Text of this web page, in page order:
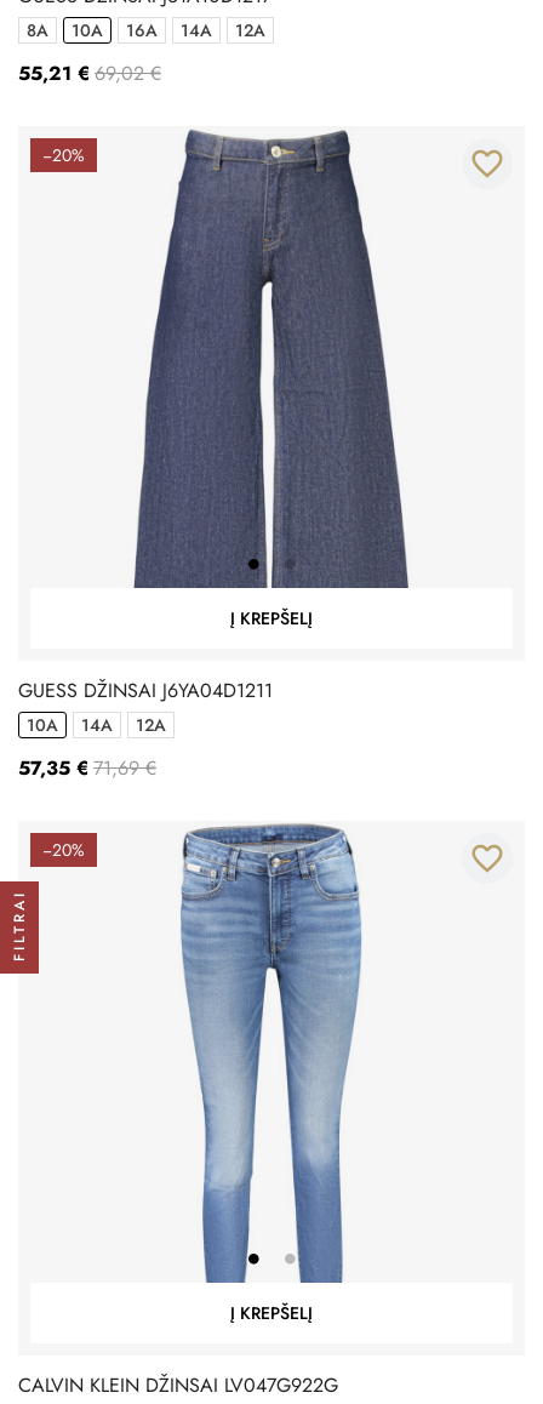
8A 10A 16A 14A 12A
55,21 € 69,02 €
−20%
Į KREPŠELĮ
favorite_border
GUESS DŽINSAI J6YA04D1211
10A 14A 12A
57,35 € 71,69 €
−20%
Į KREPŠELĮ
favorite_border
CALVIN KLEIN DŽINSAI LV047G922G
FILTRAI